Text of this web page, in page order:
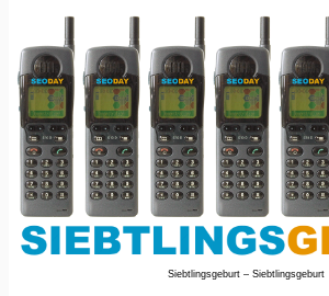
Siebtlingsgeburt – Siebtlingsgeburt